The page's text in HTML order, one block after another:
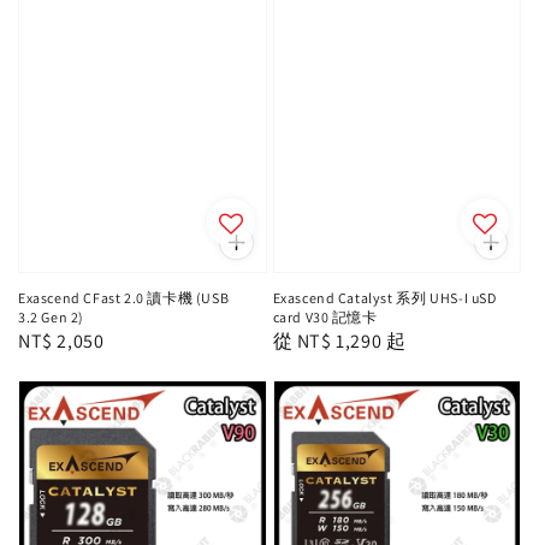
Exascend CFast 2.0 讀卡機 (USB
3.2 Gen 2)
Regular
NT$ 2,050
Exascend Catalyst 系列 UHS-I uSD
card V30 記憶卡
Regular
從 NT$ 1,290 起